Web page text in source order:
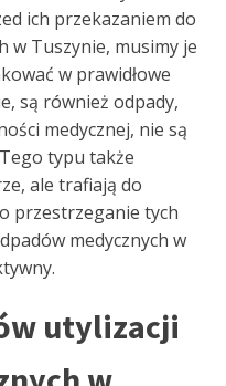
ich przekazaniem do
w Tuszynie, musimy je
w prawidłowe
są również odpady,
medycznej, nie są
typu także
ale trafiają do
przestrzeganie tych
medycznych w
utylizacji